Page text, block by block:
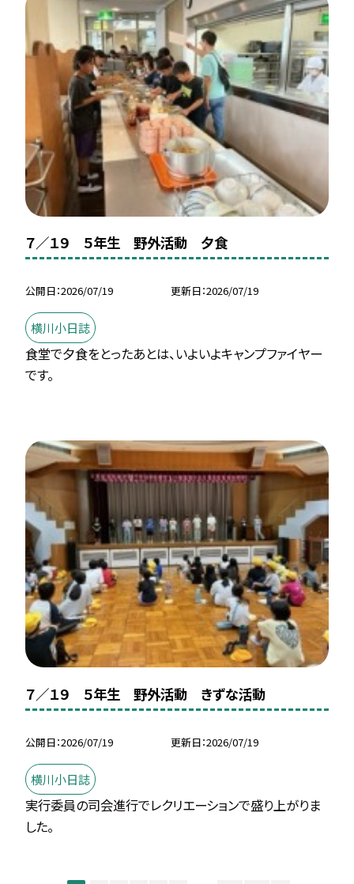
７／１９ ５年生 野外活動 夕食
公開日 2026/07/19 更新日 2026/07/19
横川小日誌
食堂で夕食をとったあとは、いよいよキャンプファイヤー
です。
７／１９ ５年生 野外活動 きずな活動
公開日 2026/07/19 更新日 2026/07/19
横川小日誌
実行委員の司会進行でレクリエーションで盛り上がりま
した。